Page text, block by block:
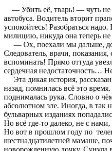
— Убить её, тварь! — чуть не
автобуса. Водитель вторит
успокойтесь! Разобраться
милицию, никуда она теперь не
— Ох, поехали мы дальше,
Следователь, врачи,
вспоминать! Прямо оттуда
сердечная недостаточность…
Эта дикая история,
назад, помнилась всё это
поднималась рука. Словно о
абсолютном зле. Иногда, в так
бульварных изданиях
Но всё где-то далеко, не с нами,
Но вот в прошлом году по
шестнадцатилетней мамаше,
новорожденную дочку. Сунула